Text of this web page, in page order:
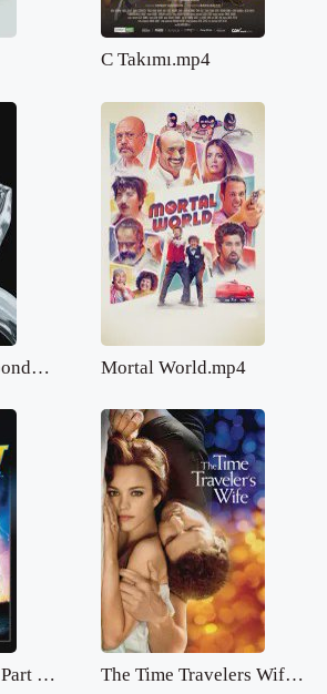
C Takımı.mp4
RSVP (Please Respond).mp4 Mortal World.mp4
Back to the Future Part 2.mp4 The Time Travelers Wife.mp4